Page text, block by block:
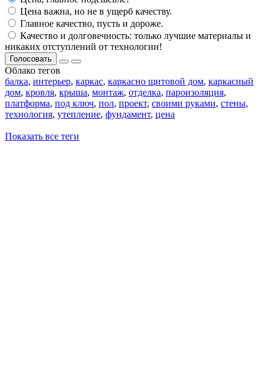
Цена важна, но не в ущерб качеству.
Главное качество, пусть и дороже.
Качество и долговечность: только лучшие материалы и
никаких отступлений от технологии!
Голосовать
Облако тегов
балка, интерьер, каркас, каркасно щитовой дом, каркасный
дом, кровля, крыша, монтаж, отделка, пароизоляция,
платформа, под ключ, пол, проект, своими руками, стены,
технология, утепление, фундамент, цена
Показать все теги